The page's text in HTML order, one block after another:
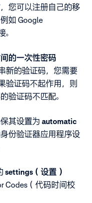
您可以注册自己的移
如 Google
的一次性密码
新的验证码，您需要
验证码不起作用，则
验证码不匹配。
其设置为 automatic
份验证器应用程序设
settings（设置）
Codes（代码时间校